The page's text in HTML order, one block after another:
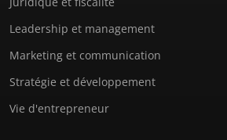
Leadership et management
Marketing et communication
Stratégie et développement
Vie d'entrepreneur